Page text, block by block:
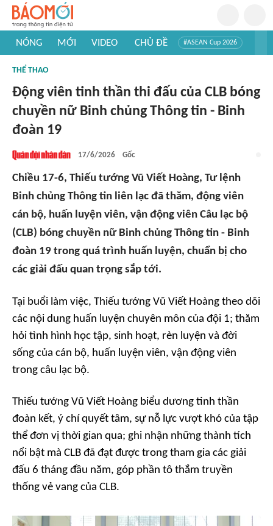
NÓNG MỚI VIDEO CHỦ ĐỀ #ASEAN Cup 2026
#Khám phá thế giới
THỂ THAO
Động viên tinh thần thi đấu của CLB bóng
chuyền nữ Binh chủng Thông tin - Binh
đoàn 19
17/6/2026 Gốc
Chiều 17-6, Thiếu tướng Vũ Viết Hoàng, Tư lệnh
Binh chủng Thông tin liên lạc đã thăm, động viên
cán bộ, huấn luyện viên, vận động viên Câu lạc bộ
(CLB) bóng chuyền nữ Binh chủng Thông tin - Binh
đoàn 19 trong quá trình huấn luyện, chuẩn bị cho
các giải đấu quan trọng sắp tới.
Tại buổi làm việc, Thiếu tướng Vũ Viết Hoàng theo dõi
các nội dung huấn luyện chuyên môn của đội 1; thăm
hỏi tình hình học tập, sinh hoạt, rèn luyện và đời
sống của cán bộ, huấn luyện viên, vận động viên
trong câu lạc bộ.
Thiếu tướng Vũ Viết Hoàng biểu dương tinh thần
đoàn kết, ý chí quyết tâm, sự nỗ lực vượt khó của tập
thể đơn vị thời gian qua; ghi nhận những thành tích
nổi bật mà CLB đã đạt được trong tham gia các giải
đấu 6 tháng đầu năm, góp phần tô thắm truyền
thống vẻ vang của CLB.